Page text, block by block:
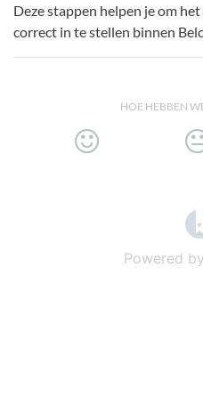
Deze stappen helpen je om
correct in te stellen binnen
HOE HEBBEN
Powered